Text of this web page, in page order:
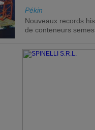
Pékin
Nouveaux records
de conteneurs